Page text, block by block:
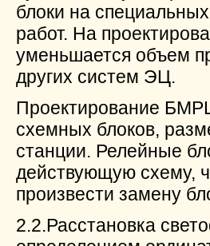
блоки на
работ. На
уменьшается объем
других систем ЭЦ.
Проектирование
схемных блоков,
станции. Релейные
действующую схему,
произвести замену
2.2.Расстановка